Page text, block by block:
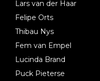
Lars van der Haar
Felipe Orts
Thibau Nys
Fem van Empel
Lucinda Brand
Puck Pieterse